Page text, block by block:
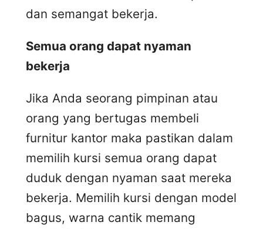
dan semangat bekerja.
Semua orang dapat nyaman
bekerja
Jika Anda seorang pimpinan atau
orang yang bertugas membeli
furnitur kantor maka pastikan dalam
memilih kursi semua orang dapat
duduk dengan nyaman saat mereka
bekerja. Memilih kursi dengan model
bagus, warna cantik memang